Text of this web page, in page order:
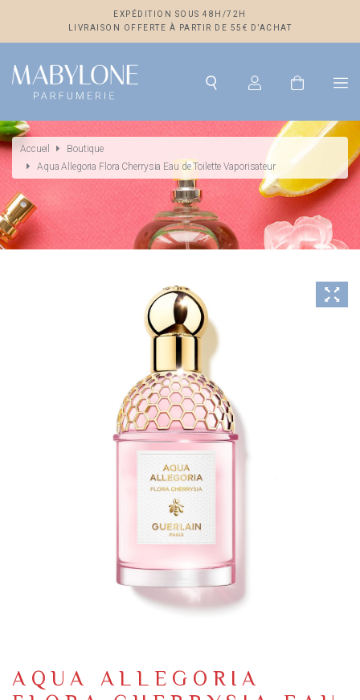
EXPÉDITION SOUS 48H/72H
LIVRAISON OFFERTE À PARTIR DE 55€ D’ACHAT
Accueil
Boutique
Aqua Allegoria Flora Cherrysia Eau de Toilette Vaporisateur
AQUA ALLEGORIA